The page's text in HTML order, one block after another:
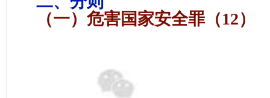
（一） 危害国家安全罪（12）